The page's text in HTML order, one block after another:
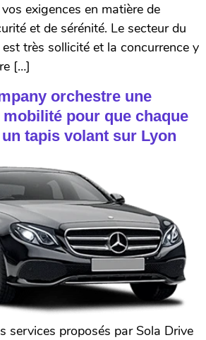
exigences en matière de
et de sérénité. Le secteur du
très sollicité et la concurrence y
[…]
orchestre une
pour que chaque
tapis volant sur Lyon
services proposés par Sola Drive